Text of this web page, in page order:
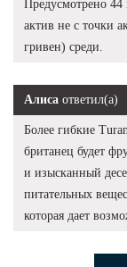
Предусмотрено
актив не с точки
гривен) среди.
Алиса ответил(а)
Более гибкие
британец будет
и изысканный
питательных
которая дает